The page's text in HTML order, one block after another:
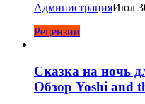
АдминистрацияИюл
Рецензии
Сказка на ночь
Обзор Yoshi and